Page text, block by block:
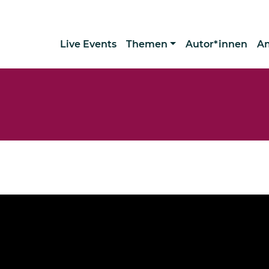
Live Events Themen Autor*innen